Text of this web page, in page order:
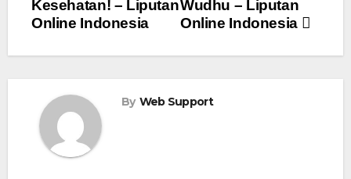
Wudhu – Liputan
Online Indonesia
Kesehatan! – Liputan
Online Indonesia
By Web Support